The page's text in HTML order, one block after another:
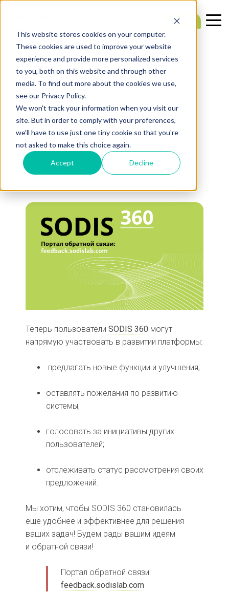
This website stores cookies on your computer.
These cookies are used to improve your website
experience and provide more personalized services
to you, both on this website and through other
media. To find out more about the cookies we use,
see our Privacy Policy.
We won't track your information when you visit our
site. But in order to comply with your preferences,
we'll have to use just one tiny cookie so that you're
not asked to make this choice again.
Accept Decline
1 МИН. ЧИТАТЬ
НОВЫЙ ПОРТАЛ
ОБРАТНОЙ СВЯЗИ
SODIS 360
Создано:SODIS Lab— 15.05.2026 23:19:13
SODIS 360
Теперь пользователи SODIS 360 могут
напрямую участвовать в развитии платформы:
предлагать новые функции и улучшения;
оставлять пожелания по развитию
системы;
голосовать за инициативы других
пользователей;
отслеживать статус рассмотрения своих
предложений.
Мы хотим, чтобы SODIS 360 становилась
ещё удобнее и эффективнее для решения
ваших задач! Будем рады вашим идеям
и обратной связи!
Портал обратной связи:
feedback.sodislab.com